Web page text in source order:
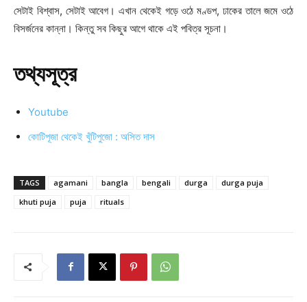
সেটাই বিশ্বাস, সেটাই আবেগ। এখান থেকেই গড়ে ওঠে মণ্ডপ, ঢাকের তালে জমে ওঠে
বিসর্জনের কান্না। কিন্তু সব কিছুর আগে থাকে এই পবিত্র সূচনা।
তথ্যসূত্র
Youtube
কোটিপূজা থেকেই খুঁটিপুজো : অসিত দাস
TAGS agamani bangla bengali durga
durga puja
khuti puja
puja rituals